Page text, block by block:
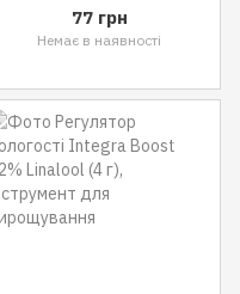
77 грн
Немає в наявності